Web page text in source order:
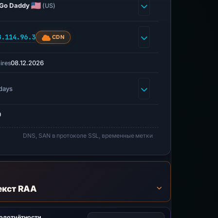
Daddy (US)
CDN
08.12.2026
DNS, SAN в протоколе SSL, временные метки
RAA